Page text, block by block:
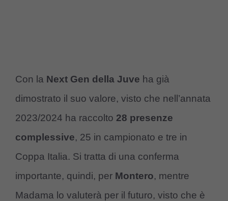
Con la Next Gen della Juve ha già
dimostrato il suo valore, visto che nell’annata
2023/2024 ha raccolto 28 presenze
complessive, 25 in campionato e tre in
Coppa Italia. Si tratta di una conferma
importante, quindi, per Montero, mentre
Madama lo valuterà per il futuro, visto che è